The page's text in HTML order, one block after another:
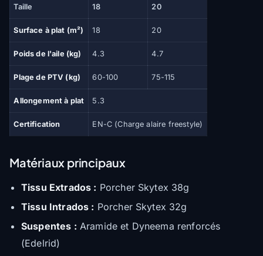
Taille 18 20
Surface à plat (m²) 18 20
Poids de l'aile (kg) 4.3 4.7
Plage de PTV (kg) 60-100 75-115
Allongement à plat 5.3
Certification EN-C (Charge alaire freestyle)
Matériaux principaux
Tissu Extrados : Porcher Skytex 38g
Tissu Intrados : Porcher Skytex 32g
Suspentes : Aramide et Dyneema renforcés
(Edelrid)